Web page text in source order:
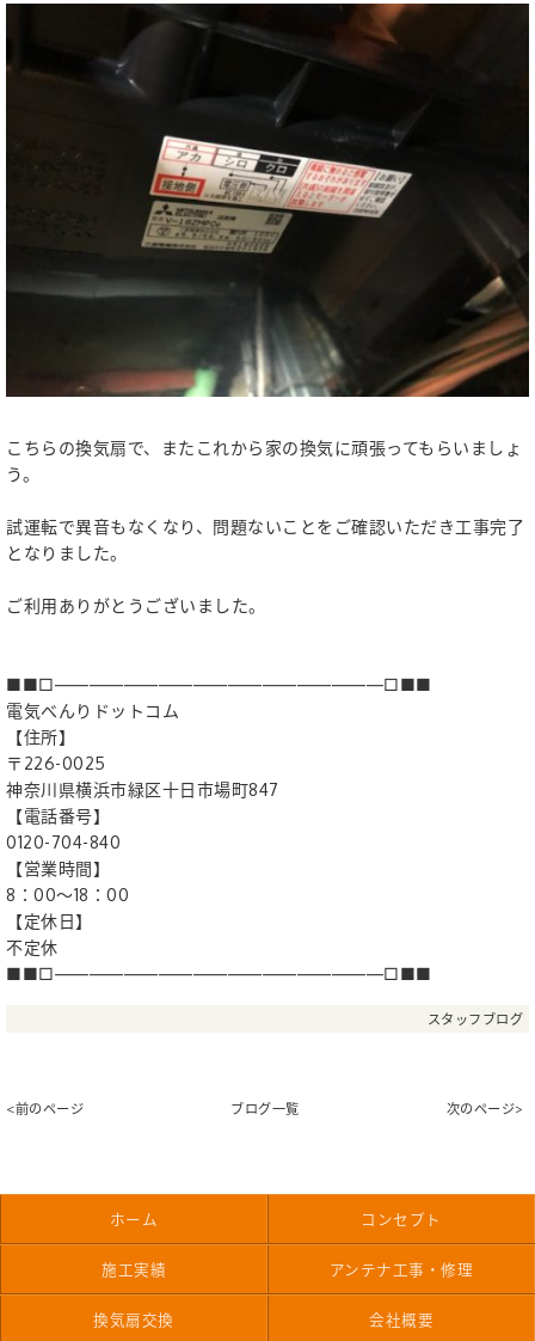
こちらの換気扇で、またこれから家の換気に頑張ってもらいましょ
う。
試運転で異音もなくなり、問題ないことをご確認いただき工事完了
となりました。
ご利用ありがとうございました。
■■□―――――――――――――――――――□■■
電気べんりドットコム
【住所】
〒226-0025
神奈川県横浜市緑区十日市場町847
【電話番号】
0120-704-840
【営業時間】
8：00〜18：00
【定休日】
不定休
■■□―――――――――――――――――――□■■
スタッフブログ
<前のページ ブログ一覧 次のページ>
ホーム コンセプト
施工実績 アンテナ工事・修理
換気扇交換 会社概要